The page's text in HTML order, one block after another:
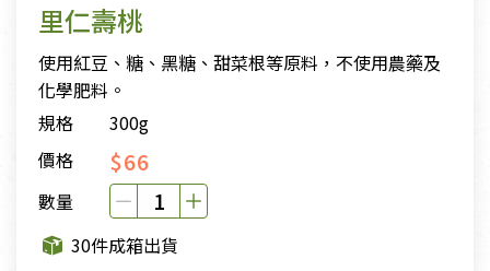
里仁壽桃
使用紅豆、糖、黑糖、甜菜根等原料，不使用農藥及
化學肥料。
規格
300g
價格
$66
數量
30件成箱出貨